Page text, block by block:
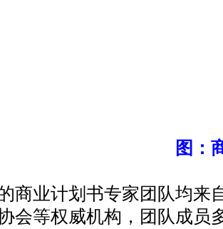
图：
业计划书专家团队均来
会等权威机构，团队成员